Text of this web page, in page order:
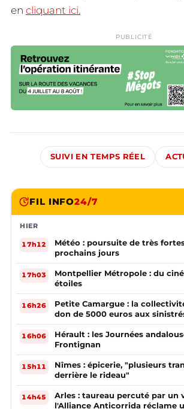
en cliquant ici.
PUBLICITÉ
SUIVI EN TEMPS RÉEL
FIL INFO24/7
HIER
17h12
Météo : poursuite de très
prochains jours
17h03
Montpellier Métropole : du
étoiles
16h26
Petite Camargue : la
don de 5000 euros aux
16h06
Hérault : les Journées
Frontignan
15h11
Nîmes : épicerie, "plusieurs
derrière le rideau"
14h45
Arles : taureau percuté par un
l'Alliance Anticorrida réclame